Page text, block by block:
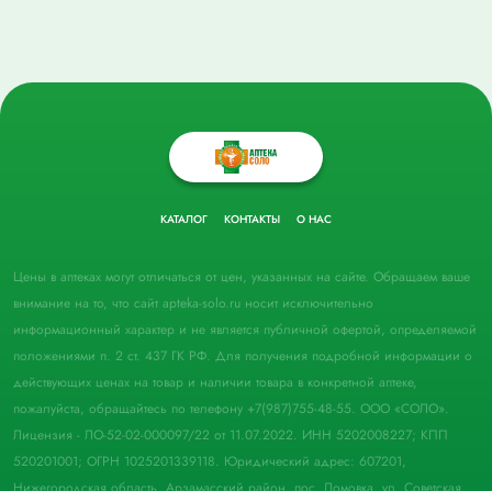
КАТАЛОГ КОНТАКТЫ О НАС
Цены в аптеках могут отличаться от цен, указанных на сайте. Обращаем ваше
внимание на то, что сайт apteka-solo.ru носит исключительно
информационный характер и не является публичной офертой, определяемой
положениями п. 2 ст. 437 ГК РФ. Для получения подробной информации о
действующих ценах на товар и наличии товара в конкретной аптеке,
пожалуйста, обращайтесь по телефону +7(987)755-48-55. ООО «СОЛО».
Лицензия - ЛО-52-02-000097/22 от 11.07.2022. ИНН 5202008227; КПП
520201001; ОГРН 1025201339118. Юридический адрес: 607201,